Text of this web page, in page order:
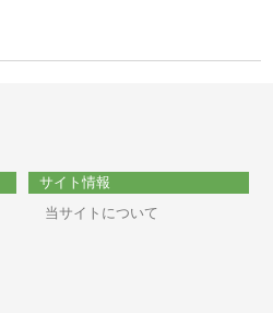
サイト情報
当サイトについて